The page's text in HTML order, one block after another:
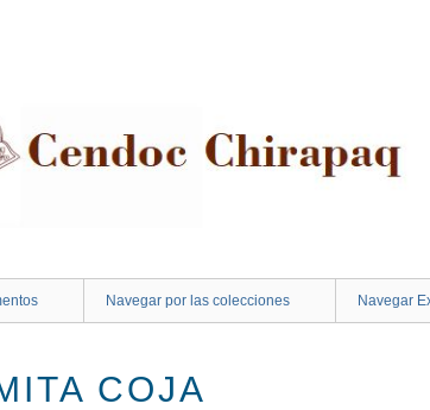
Navegar por las colecciones Navegar
COJA